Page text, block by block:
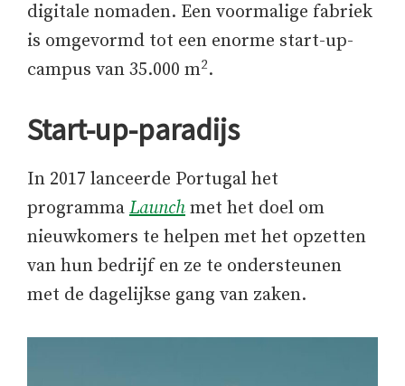
digitale nomaden. Een voormalige fabriek
is omgevormd tot een enorme start-up-
campus van 35.000 m2.
Start-up-paradijs
In 2017 lanceerde Portugal het
programma Launch met het doel om
nieuwkomers te helpen met het opzetten
van hun bedrijf en ze te ondersteunen
met de dagelijkse gang van zaken.